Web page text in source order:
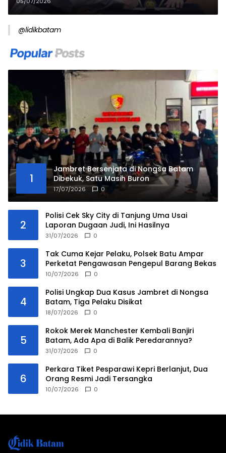
@lidikbatam
1
Jambret Bersenjata di Nongsa Batam
Dibekuk, Satu Masih Buron
17/07/2026 0
2
Polisi Cek Sky City di Tanjung Uma Usai
Laporan Dugaan Judi, Ini Hasilnya
31/07/2026 0
3
Tak Cuma Kejar Pelaku, Polsek Batu Ampar
Perketat Pengawasan Pengepul Barang Bekas
10/07/2026 0
4
Polisi Ungkap Dua Kasus Jambret di Nongsa
Batam, Tiga Pelaku Disikat
18/07/2026 0
5
Rokok Merek Manchester Kembali Banjiri
Batam, Ada Apa di Balik Peredarannya?
31/07/2026 0
6
Perkara Tiket Pesparawi Kepri Berlanjut, Dua
Orang Resmi Jadi Tersangka
10/07/2026 0